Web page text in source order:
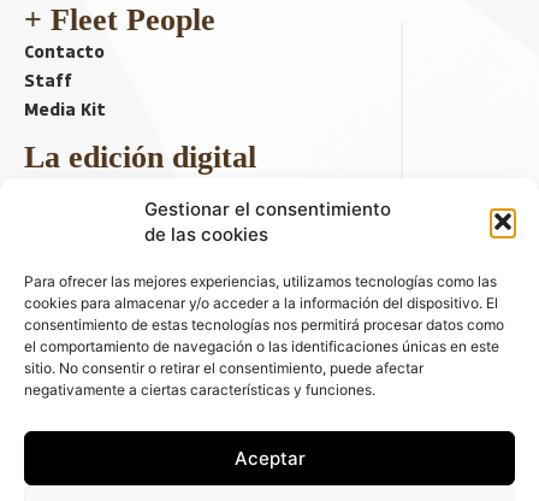
Gestionar el consentimiento
de las cookies
Para ofrecer las mejores experiencias, utilizamos tecnologías como las
cookies para almacenar y/o acceder a la información del dispositivo. El
consentimiento de estas tecnologías nos permitirá procesar datos como
el comportamiento de navegación o las identificaciones únicas en este
sitio. No consentir o retirar el consentimiento, puede afectar
negativamente a ciertas características y funciones.
Aceptar
+ Fleet People
Contacto
Staff
Media Kit
La edición digital
Descargar último ejemplar
ir a hemeroteca
+ Contenido en redes sociales